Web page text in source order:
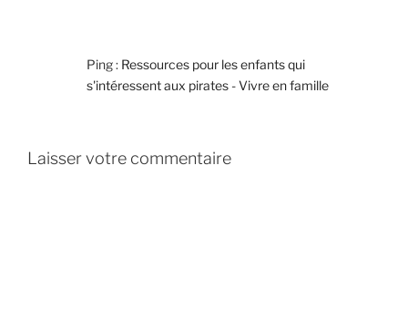
Ping : Ressources pour les enfants qui
s'intéressent aux pirates - Vivre en famille
Laisser votre commentaire